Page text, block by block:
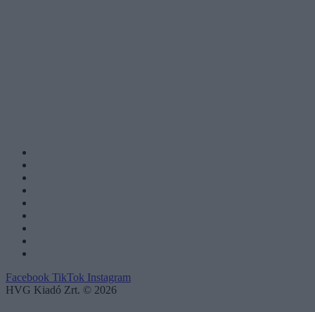
Facebook TikTok Instagram
HVG Kiadó Zrt. © 2026